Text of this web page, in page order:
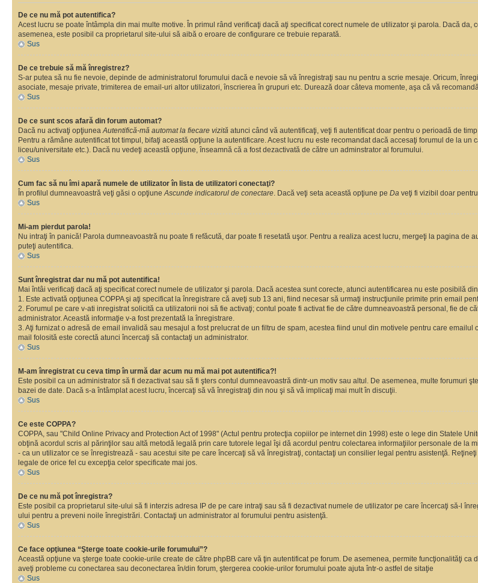
De ce nu mă pot autentifica?
Acest lucru se poate întâmpla din mai multe motive. În primul rând verificaţi dacă aţi specificat corect numele de utilizator şi parola. Dacă
asemenea, este posibil ca proprietarul site-ului să aibă o eroare de configurare ce trebuie reparată.
Sus
De ce trebuie să mă înregistrez?
S-ar putea să nu fie nevoie, depinde de administratorul forumului dacă e nevoie să vă înregistraţi sau nu pentru a scrie mesaje. Oricum,
asociate, mesaje private, trimiterea de email-uri altor utilizatori, înscrierea în grupuri etc. Durează doar câteva momente, aşa că vă
Sus
De ce sunt scos afară din forum automat?
Dacă nu activaţi opţiunea Autentifică-mă automat la fiecare vizită atunci când vă autentificaţi, veţi fi autentificat doar pentru o perioadă de
Pentru a rămâne autentificat tot timpul, bifaţi această opţiune la autentificare. Acest lucru nu este recomandat dacă accesaţi forumul de la
liceu/universitate etc.). Dacă nu vedeţi această opţiune, înseamnă că a fost dezactivată de către un adminstrator al forumului.
Sus
Cum fac să nu îmi apară numele de utilizator în lista de utilizatori conectaţi?
În profilul dumneavoastră veţi găsi o opţiune Ascunde indicatorul de conectare . Dacă veţi seta această opţiune pe Da veţi fi vizibil doar
Sus
Mi-am pierdut parola!
Nu intraţi în panică! Parola dumneavoastră nu poate fi refăcută, dar poate fi resetată uşor. Pentru a realiza acest lucru, mergeţi la pagina de
puteţi autentifica.
Sus
Sunt înregistrat dar nu mă pot autentifica!
Mai întâi verificaţi dacă aţi specificat corect numele de utilizator şi parola. Dacă acestea sunt corecte, atunci autentificarea nu este posibilă
1. Este activată opţiunea COPPA şi aţi specificat la înregistrare că aveţi sub 13 ani, fiind necesar să urmaţi instrucţiunile primite prin email
2. Forumul pe care v-ati inregistrat solicită ca utilizatorii noi să fie activaţi; contul poate fi activat fie de către dumneavoastră personal, fie de
administrator. Această informaţie v-a fost prezentată la înregistrare.
3. Aţi furnizat o adresă de email invalidă sau mesajul a fost prelucrat de un filtru de spam, acestea fiind unul din motivele pentru care
mail folosită este corectă atunci încercaţi să contactaţi un administrator.
Sus
M-am înregistrat cu ceva timp în urmă dar acum nu mă mai pot autentifica?!
Este posibil ca un administrator să fi dezactivat sau să fi şters contul dumneavoastră dintr-un motiv sau altul. De asemenea, multe forumuri
bazei de date. Dacă s-a întâmplat acest lucru, încercaţi să vă înregistraţi din nou şi să vă implicaţi mai mult în discuţii.
Sus
Ce este COPPA?
COPPA, sau "Child Online Privacy and Protection Act of 1998" (Actul pentru protecţia copiilor pe internet din 1998) este o lege din Statele
obţină acordul scris al părinţilor sau altă metodă legală prin care tutorele legal îşi dă acordul pentru colectarea informaţiilor personale de la
- ca un utilizator ce se înregistrează - sau acestui site pe care încercaţi să vă înregistraţi, contactaţi un consilier legal pentru asistenţă.
legale de orice fel cu excepţia celor specificate mai jos.
Sus
De ce nu mă pot înregistra?
Este posibil ca proprietarul site-ului să fi interzis adresa IP de pe care intraţi sau să fi dezactivat numele de utilizator pe care încercaţi să-l
ului pentru a preveni noile înregistrări. Contactaţi un administrator al forumului pentru asistenţă.
Sus
Ce face opţiunea “Şterge toate cookie-urile forumului”?
Această opţiune va şterge toate cookie-urile create de către phpBB care vă ţin autentificat pe forum. De asemenea, permite funcţionalităţi
aveţi probleme cu conectarea sau deconectarea în/din forum, ştergerea cookie-urilor forumului poate ajuta într-o astfel de sitaţie
Sus